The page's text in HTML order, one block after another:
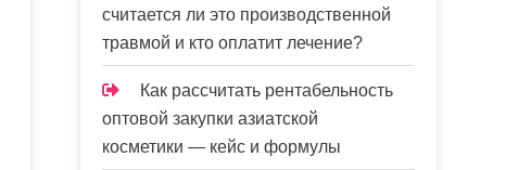
считается ли это производственной
травмой и кто оплатит лечение?
Как рассчитать рентабельность
оптовой закупки азиатской
косметики — кейс и формулы